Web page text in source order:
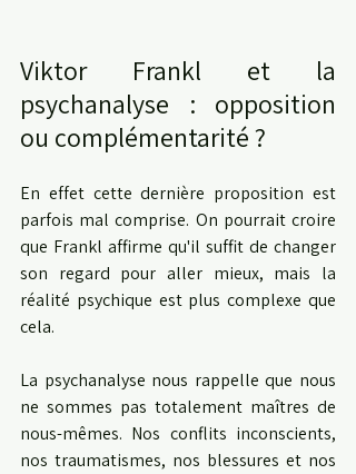
Viktor Frankl et la
psychanalyse : opposition
ou complémentarité ?
En effet cette dernière proposition est
parfois mal comprise. On pourrait croire
que Frankl affirme qu'il suffit de changer
son regard pour aller mieux, mais la
réalité psychique est plus complexe que
cela.
La psychanalyse nous rappelle que nous
ne sommes pas totalement maîtres de
nous-mêmes. Nos conflits inconscients,
nos traumatismes, nos blessures et nos